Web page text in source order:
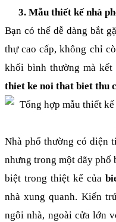
Mẫu thiết kế nhà
Bạn có thể dễ dàng bắt
thự cao cấp, không chỉ
thiet ke noi that biet thu
Nhà phố thường có diện
nhưng trong một dãy phố
biệt trong thiệt kế của
nhà xung quanh. Kiến
ngôi nhà, ngoài cửa lớn